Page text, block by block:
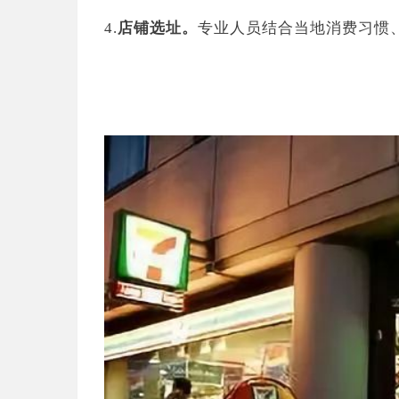
4.店铺选址。 专业人员结合当地消费习惯